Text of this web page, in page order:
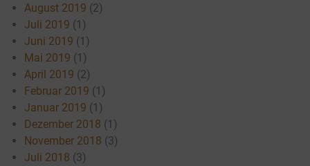
August 2019 (2)
Juli 2019 (1)
Juni 2019 (1)
Mai 2019 (1)
April 2019 (2)
Februar 2019 (1)
Januar 2019 (1)
Dezember 2018 (1)
November 2018 (3)
Juli 2018 (3)